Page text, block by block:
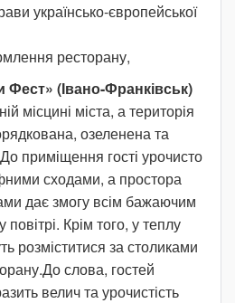
українсько-європейської
ресторану,
(Івано-Франківськ)
місцині міста, а територія
озеленена та
приміщення гості урочисто
сходами, а простора
дає змогу всім бажаючим
Крім того, у теплу
розміститися за столиками
слова, гостей
велич та урочистість